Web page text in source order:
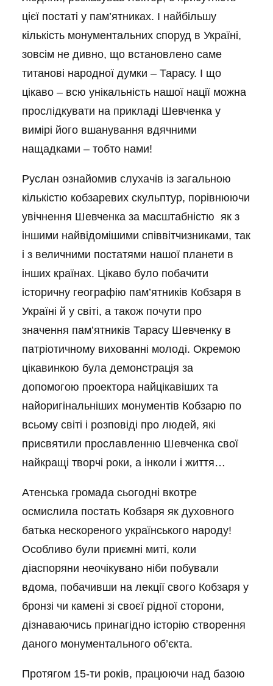
цієї постаті у пам’ятниках. І найбільшу
кількість монументальних споруд в Україні,
зовсім не дивно, що встановлено саме
титанові народної думки – Тарасу. І що
цікаво – всю унікальність нашої нації можна
прослідкувати на прикладі Шевченка у
вимірі його вшанування вдячними
нащадками – тобто нами!
Руслан ознайомив слухачів із загальною
кількістю кобзаревих скульптур, порівнюючи
увічнення Шевченка за масштабністю як з
іншими найвідомішими співвітчизниками, так
і з величними постатями нашої планети в
інших країнах. Цікаво було побачити
історичну географію пам’ятників Кобзаря в
Україні й у світі, а також почути про
значення пам’ятників Тарасу Шевченку в
патріотичному вихованні молоді. Окремою
цікавинкою була демонстрація за
допомогою проектора найцікавіших та
найоригінальніших монументів Кобзарю по
всьому світі і розповіді про людей, які
присвятили прославленню Шевченка свої
найкращі творчі роки, а інколи і життя…
Атенська громада сьогодні вкотре
осмислила постать Кобзаря як духовного
батька нескореного українського народу!
Особливо були приємні миті, коли
діаспоряни неочікувано ніби побували
вдома, побачивши на лекції свого Кобзаря у
бронзі чи камені зі своєї рідної сторони,
дізнаваючись принагідно історію створення
даного монументального об’єкта.
Протягом 15-ти років, працюючи над базою